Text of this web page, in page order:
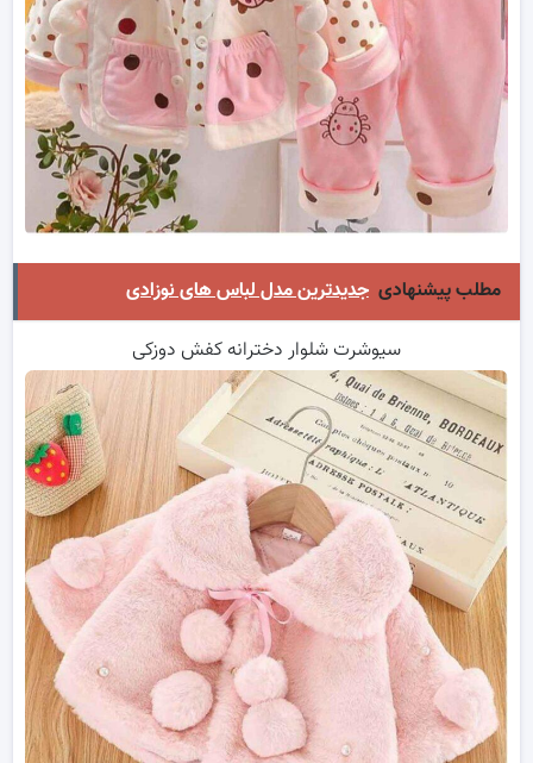
مطلب پیشنهادی جدیدترین مدل لباس های نوزادی
سیوشرت شلوار دخترانه کفش دوزکی